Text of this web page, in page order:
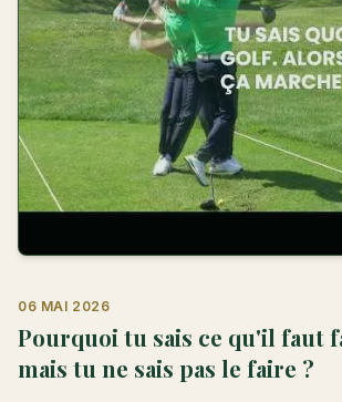
06 MAI 2026
Pourquoi tu sais ce qu'il faut
mais tu ne sais pas le faire ?